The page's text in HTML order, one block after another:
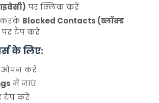
पर क्लिक करें
करके Blocked Contacts (ब्लॉक्ड
पर टैप करें
के लिए:
ओपन करें
में जाएं
टैप करें